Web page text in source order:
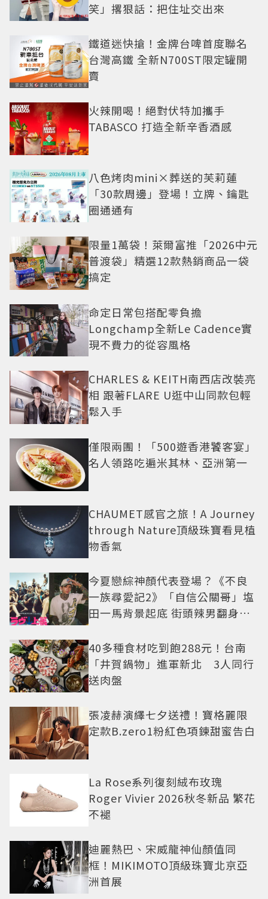
笑」撂狠話：把住址交出來
鐵道迷快搶！金牌台啤首度聯名
台灣高鐵 全新N700ST限定罐開
賣
火辣開喝！絕對伏特加攜手
TABASCO 打造全新辛香酒感
八色烤肉mini×葬送的芙莉蓮
「30款周邊」登場！立牌、鑰匙
圈通通有
限量1萬袋！萊爾富推「2026中元
普渡袋」精選12款熱銷商品一袋
搞定
命定日常包搭配零負擔
Longchamp全新Le Cadence實
現不費力的從容風格
CHARLES & KEITH南西店改裝亮
相 跟著FLARE U逛中山同款包輕
鬆入手
僅限兩團！「500遊香港饕客宴」
名人領路吃遍米其林、亞洲第一
CHAUMET感官之旅！A Journey
through Nature頂級珠寶看見植
物香氣
今夏戀綜神顏代表登場？《不良
一族尋愛記2》「自信公關哥」塩
田一馬背景起底 街頭辣男翻身當
40多種食材吃到飽288元！台南
「井賀鍋物」進軍新北 3人同行
送肉盤
張凌赫演繹七夕送禮！寶格麗限
定款B.zero1粉紅色項鍊甜蜜告白
La Rose系列復刻絨布玫瑰
Roger Vivier 2026秋冬新品 繁花
不褪
迪麗熱巴、宋威龍神仙顏值同
框！MIKIMOTO頂級珠寶北京亞
洲首展